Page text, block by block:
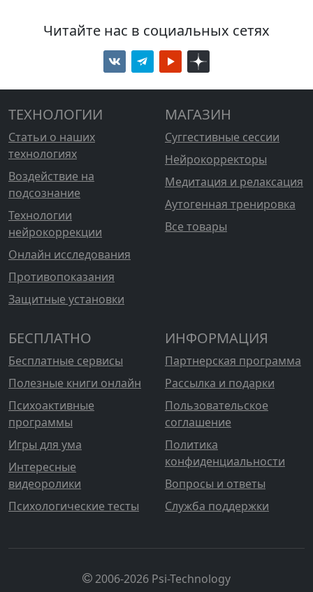
Читайте нас в социальных сетях
ТЕХНОЛОГИИ
Статьи о наших
технологиях
Воздействие на
подсознание
Технологии
нейрокоррекции
Онлайн исследования
Противопоказания
Защитные установки
МАГАЗИН
Суггестивные сессии
Нейрокорректоры
Медитация и релаксация
Аутогенная тренировка
Все товары
БЕСПЛАТНО
Бесплатные сервисы
Полезные книги онлайн
Психоактивные
программы
Игры для ума
Интересные
видеоролики
Психологические тесты
ИНФОРМАЦИЯ
Партнерская программа
Рассылка и подарки
Пользовательское
соглашение
Политика
конфиденциальности
Вопросы и ответы
Служба поддержки
2006-2026 Psi-Technology